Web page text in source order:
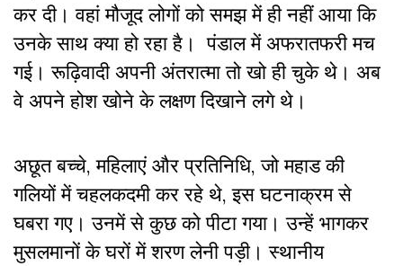
कर दी। वहां मौजूद लोगों को समझ में ही नहीं आया कि
उनके साथ क्या हो रहा है। पंडाल में अफरातफरी मच
गई। रूढ़िवादी अपनी अंतरात्मा तो खो ही चुके थे। अब
वे अपने होश खोने के लक्षण दिखाने लगे थे।
अछूत बच्चे, महिलाएं और प्रतिनिधि, जो महाड की
गलियों में चहलकदमी कर रहे थे, इस घटनाक्रम से
घबरा गए। उनमें से कुछ को पीटा गया। उन्हें भागकर
मुसलमानों के घरों में शरण लेनी पड़ी। स्थानीय